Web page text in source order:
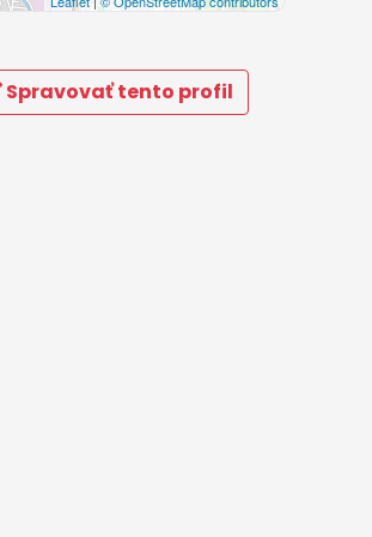
Spravovať tento profil